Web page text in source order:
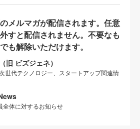
メルマガが配信されます。任意
すと配信されません。不要なも
も解除いただけます。
ビズジェネ）
世代テクノロジー、スタートアップ関連情
全体に対するお知らせ